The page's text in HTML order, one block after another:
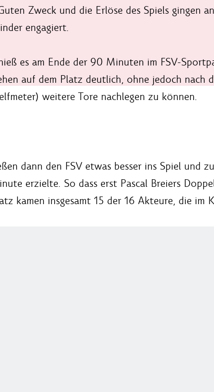
Zweck und die Erlöse des Spiels gingen
engagiert.
es am Ende der 90 Minuten im FSV-
auf dem Platz deutlich, ohne jedoch nach
weitere Tore nachlegen zu können.
dann den FSV etwas besser ins Spiel und
erzielte. So dass erst Pascal Breiers
kamen insgesamt 15 der 16 Akteure, die im